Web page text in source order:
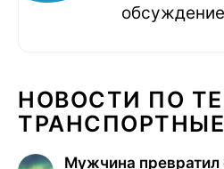
НОВОСТИ ПО
Мужчина превратил